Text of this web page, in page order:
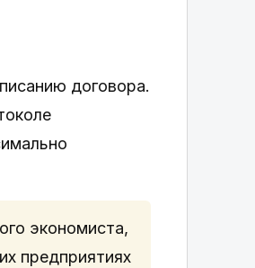
договора.
экономиста,
предприятиях